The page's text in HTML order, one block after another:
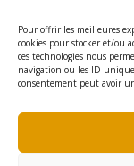
Pour offrir les meilleures
cookies pour stocker et/ou
ces technologies nous
navigation ou les ID
consentement peut avoir